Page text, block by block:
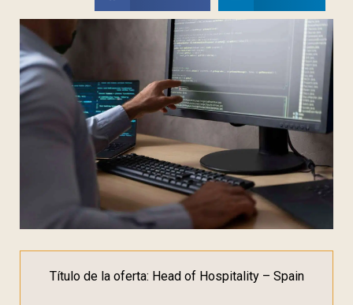
Título de la oferta: Head of Hospitality – Spain